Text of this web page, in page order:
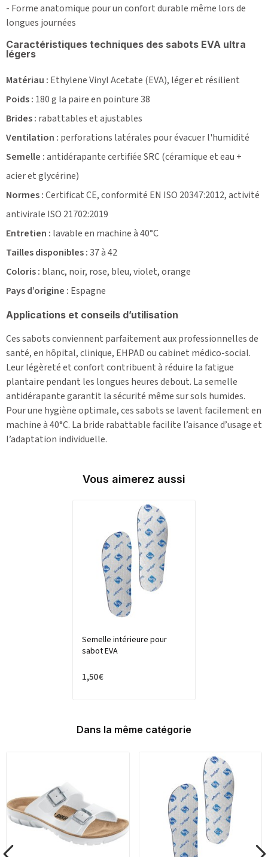
- Forme anatomique pour un confort durable même lors de
longues journées
Caractéristiques techniques des sabots EVA ultra
légers
Matériau : Ethylene Vinyl Acetate (EVA), léger et résilient
Poids : 180 g la paire en pointure 38
Brides : rabattables et ajustables
Ventilation : perforations latérales pour évacuer l'humidité
Semelle :antidérapante certifiée SRC (céramique et eau +
acier et glycérine)
Normes :Certificat CE, conformité EN ISO 20347:2012, activité
antivirale ISO 21702:2019
Entretien : lavable en machine à 40°C
Tailles disponibles :37 à 42
Coloris : blanc, noir, rose, bleu, violet, orange
Pays d’origine : Espagne
Applications et conseils d’utilisation
Ces sabots conviennent parfaitement aux professionnelles de
santé, en hôpital, clinique, EHPAD ou cabinet médico-social.
Leur légèreté et confort contribuent à réduire la fatigue
plantaire pendant les longues heures debout. La semelle
antidérapante garantit la sécurité même sur sols humides.
Pour une hygiène optimale, ces sabots se lavent facilement en
machine à 40°C. La bride rabattable facilite l’aisance d’usage et
l’adaptation individuelle.
Vous aimerez aussi
Semelle intérieure pour
sabot EVA
1,50 €
Dans la même catégorie